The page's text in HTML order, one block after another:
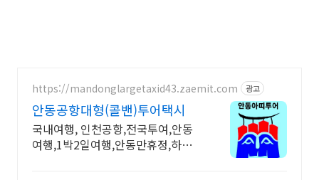
https://mandonglargetaxid43.zaemit.com 광고
안동공항대형(콜밴)투어택시
국내여행, 인천공항,전국투여,안동
여행,1박2일여행,안동만휴정,하회